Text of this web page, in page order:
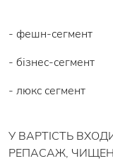
- фешн-сегмент
- бізнес-сегмент
- люкс сегмент
У ВАРТІСТЬ
РЕПАСАЖ,